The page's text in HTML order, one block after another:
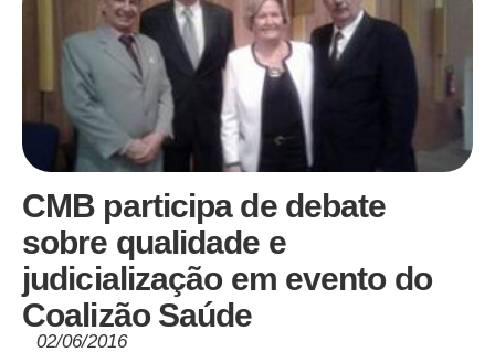
CMB participa de debate
sobre qualidade e
judicialização em evento do
Coalizão Saúde
02/06/2016